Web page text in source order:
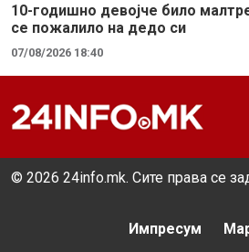
10-годишно девојче било
се пожалило на дедо си
07/08/2026 18:40
© 2026 24info.mk. Сите права се
Импресум